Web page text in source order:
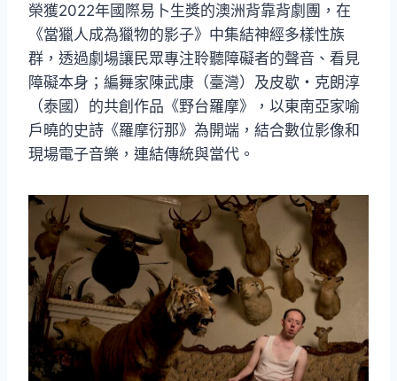
榮獲2022年國際易卜生獎的澳洲背靠背劇團，在
《當獵人成為獵物的影子》中集結神經多樣性族
群，透過劇場讓民眾專注聆聽障礙者的聲音、看見
障礙本身；編舞家陳武康（臺灣）及皮歇・克朗淳
（泰國）的共創作品《野台羅摩》，以東南亞家喻
戶曉的史詩《羅摩衍那》為開端，結合數位影像和
現場電子音樂，連結傳統與當代。